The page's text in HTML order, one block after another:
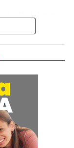
Chávez había
en el
a deteriorarse
su intento de
ese momento,
hijos del